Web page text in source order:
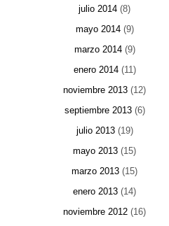
julio 2014 (8)
mayo 2014(9)
marzo 2014(9)
enero 2014(11)
noviembre 2013 (12)
septiembre 2013(6)
julio 2013(19)
mayo 2013 (15)
marzo 2013 (15)
enero 2013 (14)
noviembre 2012 (16)